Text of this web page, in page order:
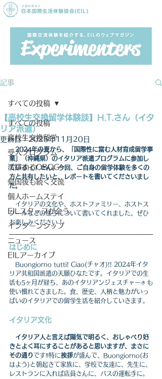
記事
すべての投稿
高校生交換留学
受入プログラム
活躍するOBOG
帰国後も続く交流
個人ホームステイ
EILスタッフが会う
インターンシップ
ニュース
EILアーカイブ
すべての投稿
【高校生交換留学体験談】H.T.さん（イタ
リア派遣）
更新日：2025年11月20日
2024年の夏から、
「国際性に富む人材育成留学事
業」（沖縄県）のイタリア派遣プログラムに参加し
ているH.T. さん。今回、ご自身の留学体験を多くの
方と共有したいと、レポートを書いてくださいまし
た。
イタリアの文化や、ホストファミリー、ホストス
クールなどの様子について書いてくれました。ぜひ
お楽しみください！
はじめに
Buongiorno tutti! Ciao(チャオ)!! 2024年イタ
リア共和国派遣の天願ひなたです。イタリアでの生
活も5ヶ月が経ち、あのイタリアンジェスチャー🤌も
使い慣れてきました。食、歴史、人柄と魅力がいっ
ぱいのイタリアでの留学生活を紹介していきます。
イタリア文化
イタリア人と言えば陽気で明るく、おしゃべり好
きとよく耳にすることがあると思いますが、まさに
その通りです‼特に挨拶が盛んで、Buongiorno(お
はよう)と朝起きて家族に、学校で友達に、先生に、
レストランに入れば店員さんに、バスの運転手に。